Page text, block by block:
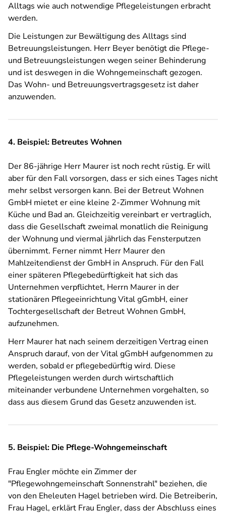
Alltags wie auch notwendige Pflegeleistungen erbracht
werden.
Die Leistungen zur Bewältigung des Alltags sind
Betreuungsleistungen. Herr Beyer benötigt die Pflege-
und Betreuungsleistungen wegen seiner Behinderung
und ist deswegen in die Wohngemeinschaft gezogen.
Das Wohn- und Betreuungsvertragsgesetz ist daher
anzuwenden.
4. Beispiel: Betreutes Wohnen
Der 86-jährige Herr Maurer ist noch recht rüstig. Er will
aber für den Fall vorsorgen, dass er sich eines Tages nicht
mehr selbst versorgen kann. Bei der Betreut Wohnen
GmbH mietet er eine kleine 2-Zimmer Wohnung mit
Küche und Bad an. Gleichzeitig vereinbart er vertraglich,
dass die Gesellschaft zweimal monatlich die Reinigung
der Wohnung und viermal jährlich das Fensterputzen
übernimmt. Ferner nimmt Herr Maurer den
Mahlzeitendienst der GmbH in Anspruch. Für den Fall
einer späteren Pflegebedürftigkeit hat sich das
Unternehmen verpflichtet, Herrn Maurer in der
stationären Pflegeeinrichtung Vital gGmbH, einer
Tochtergesellschaft der Betreut Wohnen GmbH,
aufzunehmen.
Herr Maurer hat nach seinem derzeitigen Vertrag einen
Anspruch darauf, von der Vital gGmbH aufgenommen zu
werden, sobald er pflegebedürftig wird. Diese
Pflegeleistungen werden durch wirtschaftlich
miteinander verbundene Unternehmen vorgehalten, so
dass aus diesem Grund das Gesetz anzuwenden ist.
5. Beispiel: Die Pflege-Wohngemeinschaft
Frau Engler möchte ein Zimmer der
"Pflegewohngemeinschaft Sonnenstrahl" beziehen, die
von den Eheleuten Hagel betrieben wird. Die Betreiberin,
Frau Hagel, erklärt Frau Engler, dass der Abschluss eines